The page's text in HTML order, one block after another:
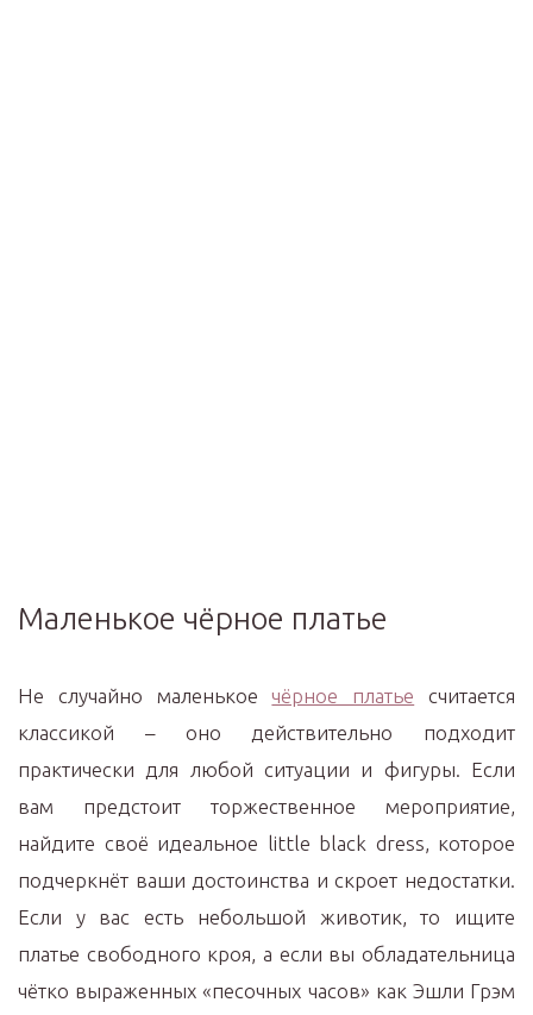
Маленькое чёрное платье
Не случайно маленькоечёрное платье считается
классикой – оно действительно подходит
практически для любой ситуации и фигуры. Если
вам предстоит торжественное мероприятие,
найдите своё идеальное little black dress, которое
подчеркнёт ваши достоинства и скроет недостатки.
Если у вас есть небольшой животик, то ищите
платье свободного кроя, а если вы обладательница
чётко выраженных «песочных часов» как Эшли Грэм